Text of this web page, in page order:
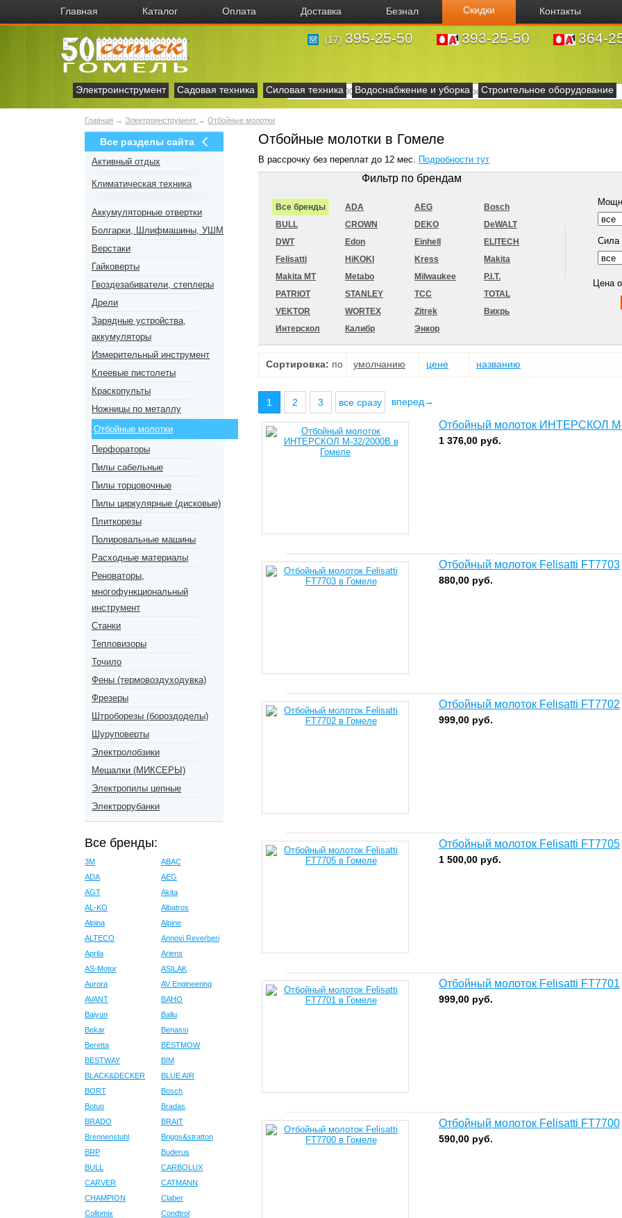
Главная Каталог Оплата Доставка Безнал Скидки Контакты
(17) 395-25-50 393-25-50 364-
Электроинструмент Садовая техника Силовая техника Водоснабжение и уборка Строительное оборудование
Главная → Электроинструмент → Отбойные молотки
Все разделы сайта
Активный отдых
Климатическая техника
Аккумуляторные отвертки
Болгарки, Шлифмашины, УШМ
Верстаки
Гайковерты
Гвоздезабиватели, степлеры
Дрели
Зарядные устройства,
аккумуляторы
Измерительный инструмент
Клеевые пистолеты
Краскопульты
Ножницы по металлу
Отбойные молотки
Перфораторы
Пилы сабельные
Пилы торцовочные
Пилы циркулярные (дисковые)
Плиткорезы
Полировальные машины
Расходные материалы
Реноваторы,
многофункциональный
инструмент
Станки
Тепловизоры
Точило
Фены (термовоздуходувка)
Фрезеры
Штроборезы (бороздоделы)
Шуруповерты
Электролобзики
Мешалки (МИКСЕРЫ)
Электропилы цепные
Электрорубанки
Все бренды:
3M
ABAC
ADA
AEG
AGT
Akita
AL-KO
Albatros
Alpina
Alpine
ALTECO
Annovi Reverberi
Aprila
Ariens
AS-Motor
ASILAK
Aurora
AV Engineering
AVANT
BAHO
Baiyun
Ballu
Bekar
Benassi
Beretta
BESTMOW
BESTWAY
BIM
BLACK&DECKER
BLUE AIR
BORT
Bosch
Botuo
Bradas
BRADO
BRAIT
Brennenstuhl
Briggs&stratton
BRP
Buderus
BULL
CARBOLUX
CARVER
CATMANN
CHAMPION
Claber
Collomix
Condtrol
Отбойные молотки в Гомеле
В рассрочку без переплат до 12 мес. Подробности тут
Фильтр по брендам
Все бренды ADA AEG
Bosch
BULL
CROWN DEKO
DeWALT
DWT
Edon Einhell
ELITECH
Felisatti
HiKOKI Kress
Makita
Makita MT
Metabo Milwaukee
P.I.T.
PATRIOT
STANLEY TCC
TOTAL
VEKTOR
WORTEX Zitrek
Вихрь
Интерскол
Калибр Энкор
Сила
Цена
Сортировка: по умолчанию цене названию
1 2 3 все сразу вперед→
Отбойный молоток ИНТЕРСКОЛ
1 376,00 руб.
Отбойный молоток Felisatti FT7703
880,00 руб.
Отбойный молоток Felisatti FT7702
999,00 руб.
Отбойный молоток Felisatti FT7705
1 500,00 руб.
Отбойный молоток Felisatti FT7701
999,00 руб.
Отбойный молоток Felisatti FT7700
590,00 руб.